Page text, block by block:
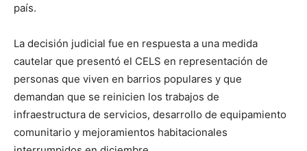
país.
La decisión judicial fue en respuesta a una medida
cautelar que presentó el CELS en representación de
personas que viven en barrios populares y que
demandan que se reinicien los trabajos de
infraestructura de servicios, desarrollo de equipamiento
comunitario y mejoramientos habitacionales